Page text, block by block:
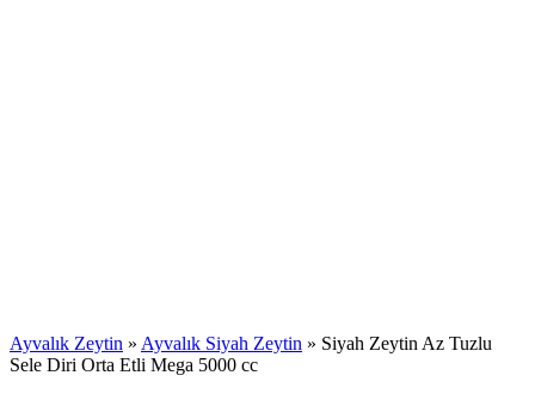
Ayvalık Zeytin » Ayvalık Siyah Zeytin » Siyah Zeytin Az Tuzlu
Sele Diri Orta Etli Mega 5000 cc